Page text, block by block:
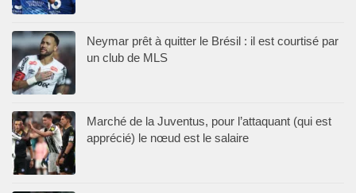
Neymar prêt à quitter le Brésil : il est courtisé par
un club de MLS
Marché de la Juventus, pour l’attaquant (qui est
apprécié) le nœud est le salaire